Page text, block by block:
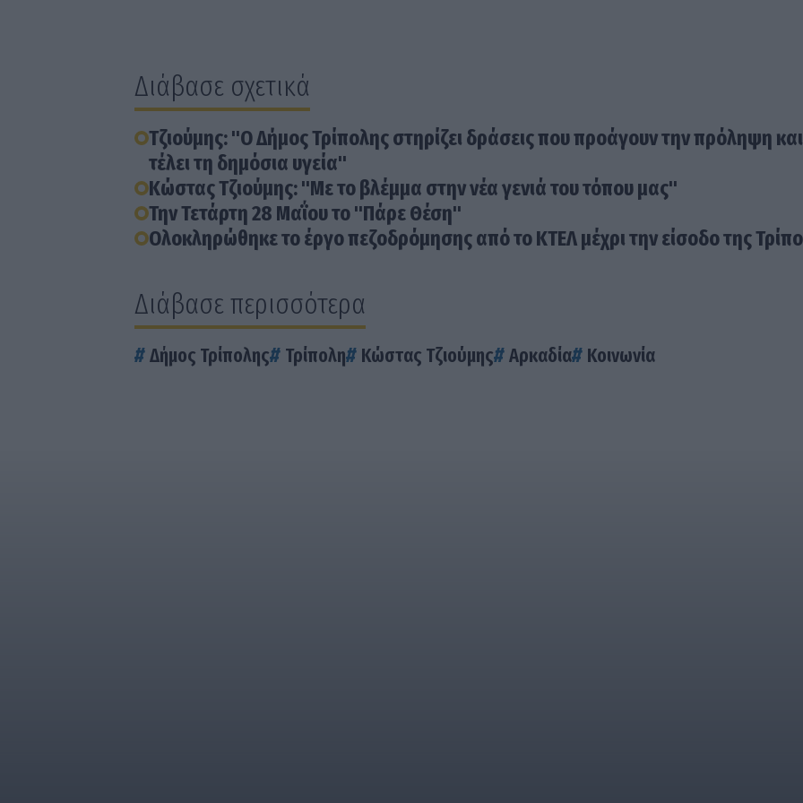
Διάβασε σχετικά
Τζιούμης: "Ο Δήμος Τρίπολης στηρίζει δράσεις που προάγουν την πρόληψη
τέλει τη δημόσια υγεία"
Κώστας Τζιούμης: "Με το βλέμμα στην νέα γενιά του τόπου μας"
Την Τετάρτη 28 Μαΐου το "Πάρε Θέση"
Ολοκληρώθηκε το έργο πεζοδρόμησης από το ΚΤΕΛ μέχρι την είσοδο της
Διάβασε περισσότερα
Δήμος Τρίπολης Τρίπολη Κώστας Τζιούμης Αρκαδία Κοινωνία